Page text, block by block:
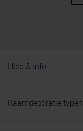
Help & Info
Raamdecoratie typen